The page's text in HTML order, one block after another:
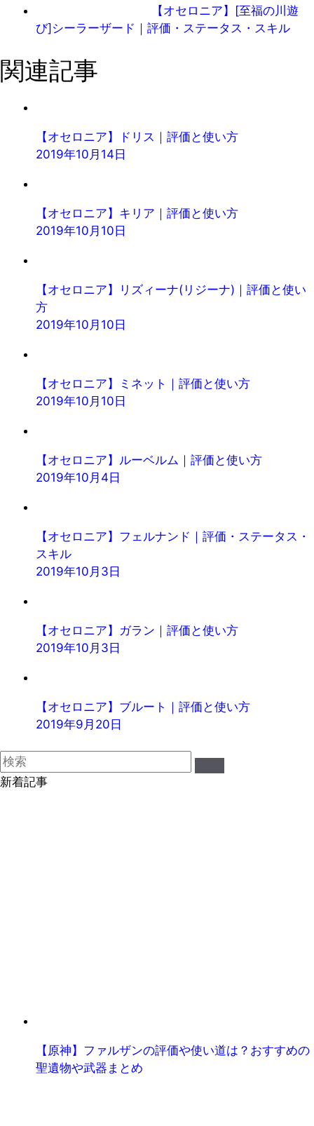
【オセロニア】[至福の川遊
び]シーラーザード｜評価・ステータス・スキル
関連記事
【オセロニア】ドリス｜評価と使い方
2019年10月14日
【オセロニア】キリア｜評価と使い方
2019年10月10日
【オセロニア】リズィーナ(リジーナ)｜評価と使い
方
2019年10月10日
【オセロニア】ミネット｜評価と使い方
2019年10月10日
【オセロニア】ルーベルム｜評価と使い方
2019年10月4日
【オセロニア】フェルナンド｜評価・ステータス・
スキル
2019年10月3日
【オセロニア】ガラン｜評価と使い方
2019年10月3日
【オセロニア】ブルート｜評価と使い方
2019年9月20日
新着記事
【原神】ファルザンの評価や使い道は？おすすめの
聖遺物や武器まとめ